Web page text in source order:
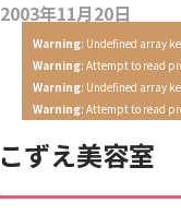
2003年11月20日
Warning: Undefined array
Warning: Attempt to read
Warning: Undefined array
Warning: Attempt to read
こずえ美容室